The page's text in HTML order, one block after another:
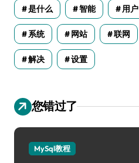
是什么 智能 用户
系统 网站 联网
解决 设置
您错过了
MySql教程